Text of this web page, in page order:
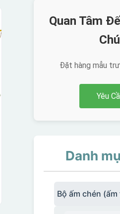
Quan Tâm
Đặt hàng mẫu
Yêu
Danh